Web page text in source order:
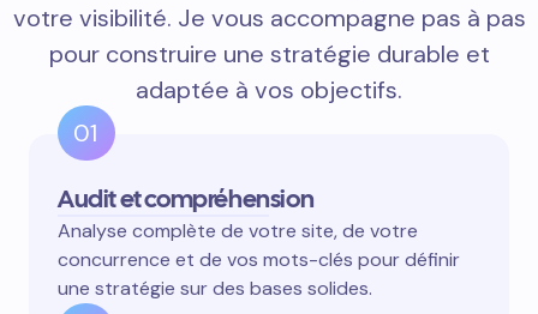
votre visibilité. Je vous accompagne pas à pas
pour construire une stratégie durable et
adaptée à vos objectifs.
01
Audit et compréhension
Analyse complète de votre site, de votre
concurrence et de vos mots-clés pour définir
une stratégie sur des bases solides.